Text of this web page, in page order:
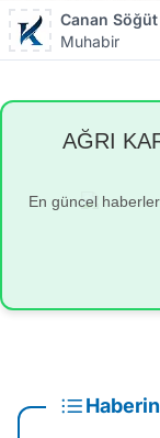
Canan Söğüt
Muhabir
AĞRI
En güncel